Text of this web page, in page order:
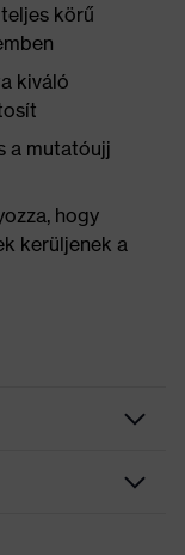
körű
kiváló
a mutatóujj
hogy
kerüljenek a